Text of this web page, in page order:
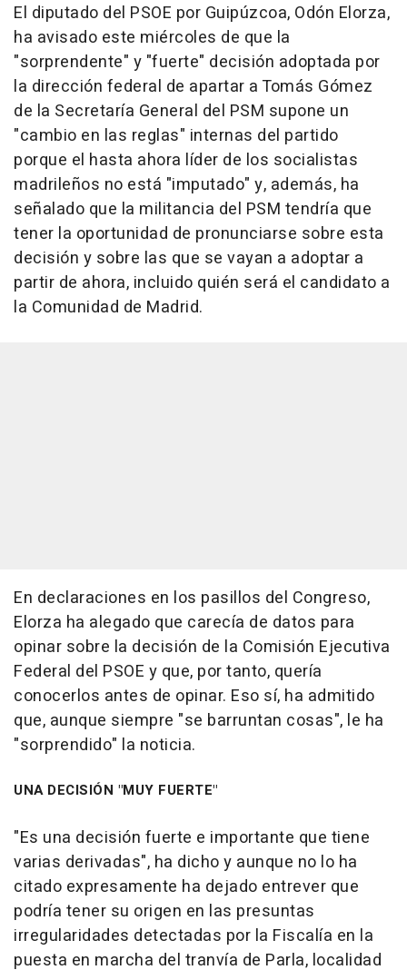
El diputado del PSOE por Guipúzcoa, Odón Elorza,
ha avisado este miércoles de que la
"sorprendente" y "fuerte" decisión adoptada por
la dirección federal de apartar a Tomás Gómez
de la Secretaría General del PSM supone un
"cambio en las reglas" internas del partido
porque el hasta ahora líder de los socialistas
madrileños no está "imputado" y, además, ha
señalado que la militancia del PSM tendría que
tener la oportunidad de pronunciarse sobre esta
decisión y sobre las que se vayan a adoptar a
partir de ahora, incluido quién será el candidato a
la Comunidad de Madrid.
En declaraciones en los pasillos del Congreso,
Elorza ha alegado que carecía de datos para
opinar sobre la decisión de la Comisión Ejecutiva
Federal del PSOE y que, por tanto, quería
conocerlos antes de opinar. Eso sí, ha admitido
que, aunque siempre "se barruntan cosas", le ha
"sorprendido" la noticia.
UNA DECISIÓN "MUY FUERTE"
"Es una decisión fuerte e importante que tiene
varias derivadas", ha dicho y aunque no lo ha
citado expresamente ha dejado entrever que
podría tener su origen en las presuntas
irregularidades detectadas por la Fiscalía en la
puesta en marcha del tranvía de Parla, localidad